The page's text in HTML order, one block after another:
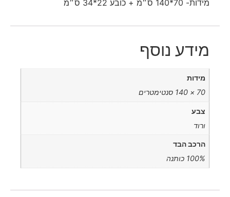
מידות- 70*140 ס״מ + כובע 22*34 ס״מ
מידע נוסף
מידות
70 × 140 סנטימטרים
צבע
ורוד
הרכב הבד
100% כותנה